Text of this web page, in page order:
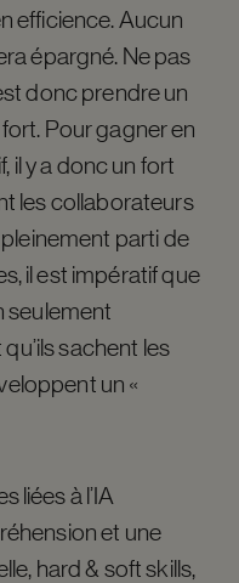
efficience. Aucun
épargné. Ne pas
donc prendre un
Pour gagner en
il y a donc un fort
les collaborateurs
parti de
il est impératif que
seulement
sachent les
un «
liées à l’IA
et une
hard & soft skills,